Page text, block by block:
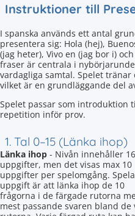
Instruktioner till
I spanska används ett antal
presentera sig: Hola (hej),
(jag heter), Vivo en (jag bor i)
fraser är centrala i
vardagliga samtal. Spelet tränar
vilket är en grundläggande del
Spelet passar som introduktion
repetition inför prov.
1. Tal 0–15 (Länka ihop)
Länka ihop - Nivån innehåller 16
uppgifter, men det visas max 10
uppgifter per spelomgång.
uppgift är att länka ihop de 10
frågorna i de färgade rutorna
mest passande svaren bland de